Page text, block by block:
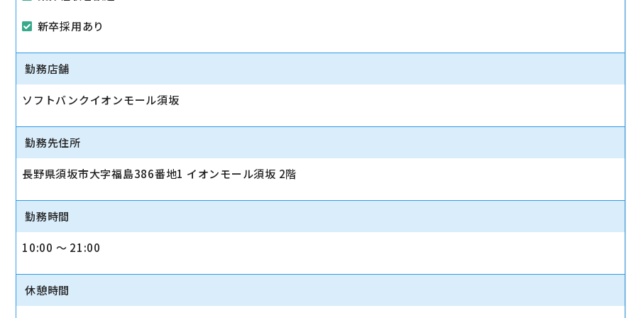
新卒採用あり
勤務店舗
ソフトバンクイオンモール須坂
勤務先住所
長野県須坂市大字福島386番地1 イオンモール須坂 2階
勤務時間
10:00 〜 21:00
休憩時間